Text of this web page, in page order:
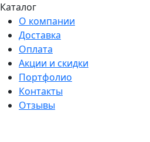
Каталог
О компании
Доставка
Оплата
Акции и скидки
Портфолио
Контакты
Отзывы